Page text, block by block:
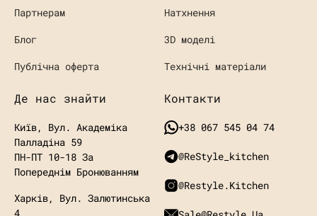
Партнерам
Блог
Публічна оферта
Натхнення
3D моделі
Технічні матеріали
Де нас знайти
Київ, Вул. Академіка
Палладіна 59
ПН-ПТ 10-18 За
Попереднім Бронюванням
Харків, Вул. Залютинська
4
Контакти
+38 067 545 04 74
@ReStyle_kitchen
@restyle.kitchen